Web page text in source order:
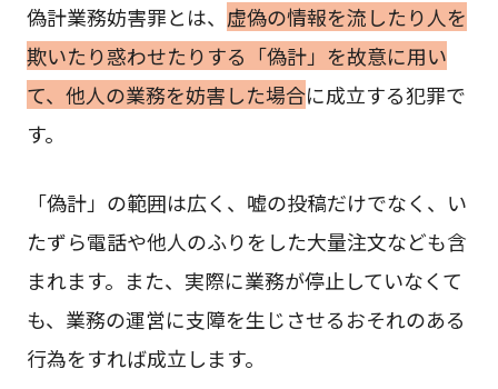
偽計業務妨害罪とは、 虚偽の情報を流したり人を
欺いたり惑わせたりする「偽計」を故意に用い
て、他人の業務を妨害した場合に成立する犯罪で
す。
「偽計」の範囲は広く、嘘の投稿だけでなく、い
たずら電話や他人のふりをした大量注文なども含
まれます。また、実際に業務が停止していなくて
も、業務の運営に支障を生じさせるおそれのある
行為をすれば成立します。